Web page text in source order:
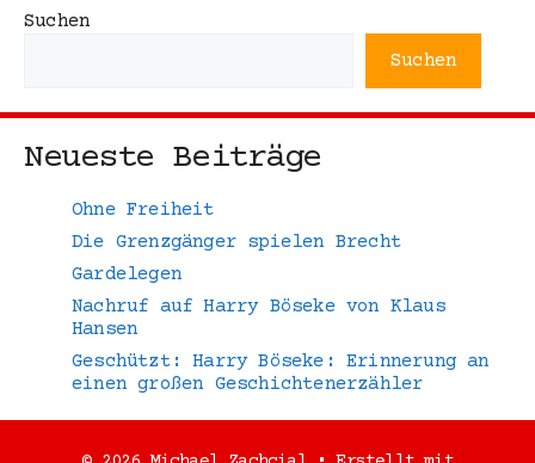
Suchen
Suchen
Neueste Beiträge
Ohne Freiheit
Die Grenzgänger spielen Brecht
Gardelegen
Nachruf auf Harry Böseke von Klaus
Hansen
Geschützt: Harry Böseke: Erinnerung an
einen großen Geschichtenerzähler